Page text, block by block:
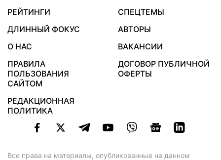
РЕЙТИНГИ
СПЕЦТЕМЫ
ДЛИННЫЙ ФОКУС
АВТОРЫ
О НАС
ВАКАНСИИ
ПРАВИЛА
ПОЛЬЗОВАНИЯ
САЙТОМ
ДОГОВОР ПУБЛИЧНОЙ
ОФЕРТЫ
РЕДАКЦИОННАЯ
ПОЛИТИКА
Все права на материалы, опубликованные на данном